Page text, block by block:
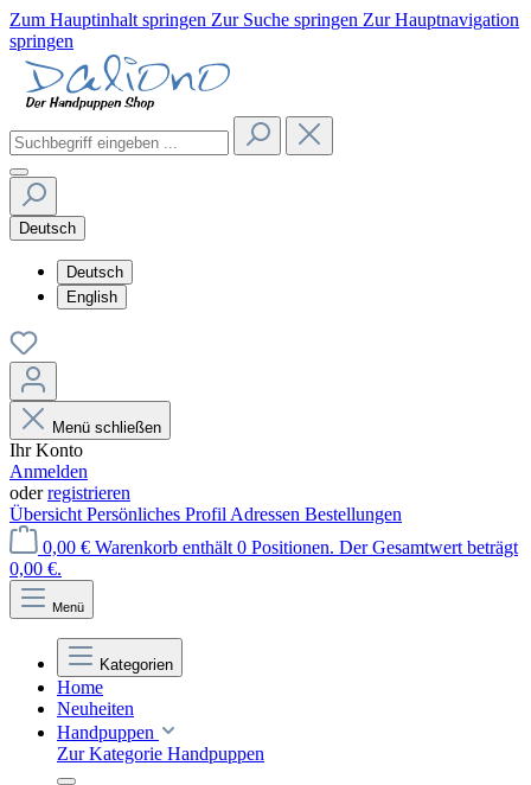
Zum Hauptinhalt springen Zur Suche springen Zur Hauptnavigation
springen
Deutsch
Deutsch
English
Menü schließen
Ihr Konto
Anmelden
oderregistrieren
Übersicht Persönliches Profil Adressen Bestellungen
0,00 € Warenkorb enthält 0 Positionen. Der Gesamtwert beträgt
0,00 €.
Menü
Kategorien
Home
Neuheiten
Handpuppen
Zur Kategorie Handpuppen